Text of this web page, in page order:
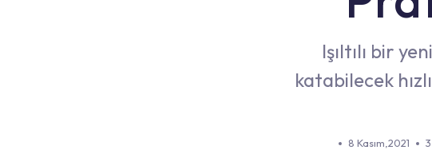
Işıltılı bir
katabilecek
8 Kasım,2021